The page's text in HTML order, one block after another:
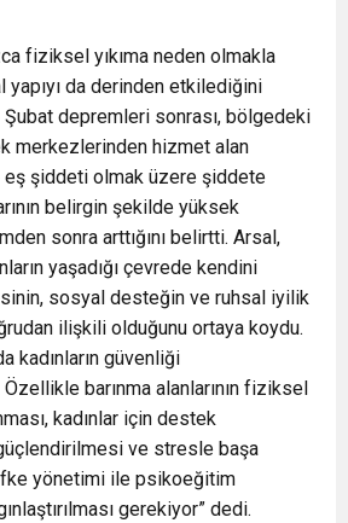
fiziksel yıkıma neden olmakla
yapıyı da derinden etkilediğini
depremleri sonrası, bölgedeki
merkezlerinden hizmet alan
eş şiddeti olmak üzere şiddete
belirgin şekilde yüksek
sonra arttığını belirtti. Arsal,
yaşadığı çevrede kendini
sosyal desteğin ve ruhsal iyilik
ilişkili olduğunu ortaya koydu.
kadınların güvenliği
barınma alanlarının fiziksel
kadınlar için destek
ve stresle başa
yönetimi ile psikoeğitim
gerekiyor” dedi.